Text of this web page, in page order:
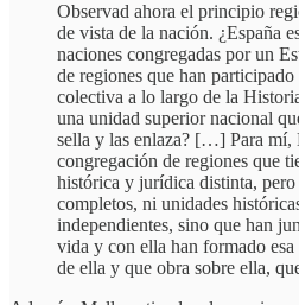
Observad ahora el principio
de vista de la nación. ¿España
naciones congregadas por un
de regiones que han
colectiva a lo largo de la
una unidad superior nacional
sella y las enlaza? […] Para mí,
congregación de regiones que
histórica y jurídica distinta, pero
completos, ni unidades
independientes, sino que han
vida y con ella han formado
de ella y que obra sobre ella,